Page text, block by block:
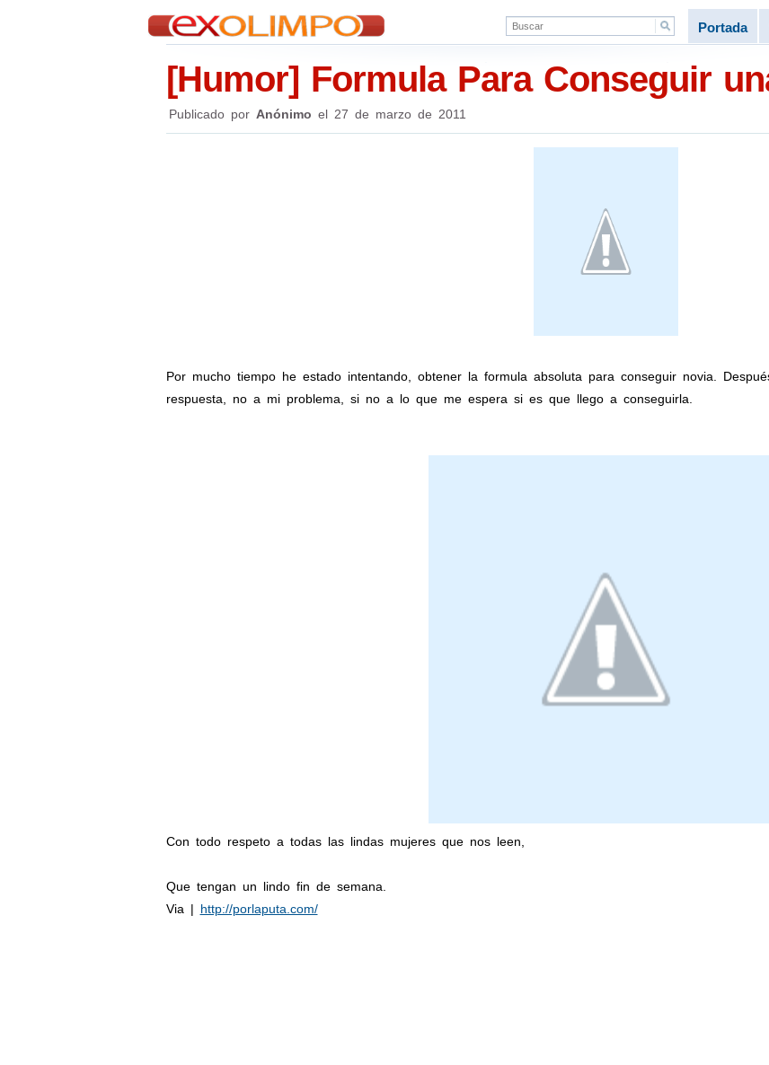
Portada
[Humor] Formula Para Conseguir
Publicado por Anónimo el 27 de marzo de 2011
Por mucho tiempo he estado intentando, obtener la formula absoluta para conseguir novia.
respuesta, no a mi problema, si no a lo que me espera si es que llego a conseguirla.
Con todo respeto a todas las lindas mujeres que nos leen,
Que tengan un lindo fin de semana.
Via | http://porlaputa.com/